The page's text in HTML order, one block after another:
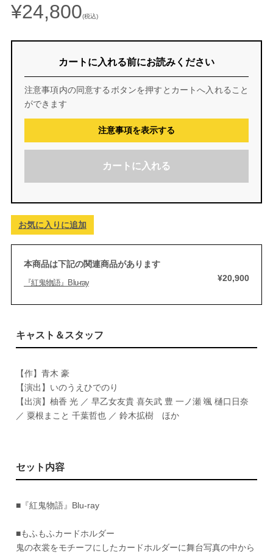
¥24,800(税込)
カートに入れる前にお読みください
注意事項内の同意するボタンを押すとカートへ入れること
ができます
注意事項を表示する
カートに入れる
お気に入りに追加
本商品は下記の関連商品があります
『紅鬼物語』Blu-ray ¥20,900
キャスト＆スタッフ
【作】青木 豪
【演出】いのうえひでのり
【出演】柚香 光 ／ 早乙女友貴 喜矢武 豊 一ノ瀬 颯 樋口日奈
／ 粟根まこと 千葉哲也 ／ 鈴木拡樹 ほか
セット内容
■『紅鬼物語』Blu-ray
■もふもふカードホルダー
鬼の衣裳をモチーフにしたカードホルダーに舞台写真の中から